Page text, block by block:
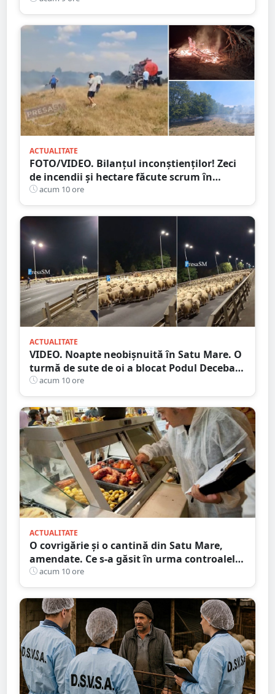
ACTUALITATE
FOTO/VIDEO. Bilanțul inconștienților! Zeci
de incendii și hectare făcute scrum în
județul Satu Mare
acum 10 ore
ACTUALITATE
VIDEO. Noapte neobișnuită în Satu Mare. O
turmă de sute de oi a blocat Podul Decebal.
Gest de apreciat al ciobanului
acum 10 ore
ACTUALITATE
O covrigărie și o cantină din Satu Mare,
amendate. Ce s-a găsit în urma controalelor
DSVSA
acum 10 ore